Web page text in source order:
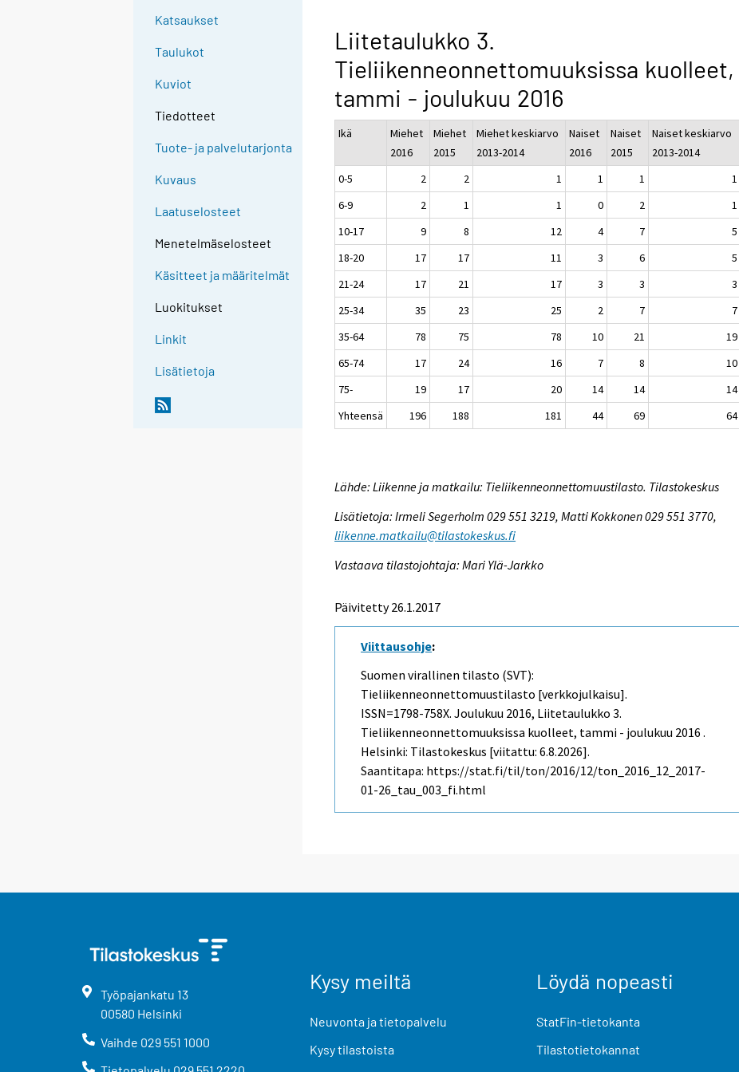
Katsaukset
Taulukot
Kuviot
Tiedotteet
Tuote- ja palvelutarjonta
Kuvaus
Laatuselosteet
Menetelmäselosteet
Käsitteet ja määritelmät
Luokitukset
Linkit
Lisätietoja
Liitetaulukko 3.
Tieliikenneonnettomuuksissa kuolleet,
tammi - joulukuu 2016
Ikä
Miehet
2016
Miehet
2015
Miehet keskiarvo
2013-2014
Naiset
2016
Naiset
2015
Naiset keskiarvo
2013-2014
0-5
2 2 1 1 1
1
6-9
2 1 1 0 2
1
10-17
9 8 12 4 7
5
18-20
17 17 11 3 6
5
21-24
17 21 17 3 3
3
25-34
35 23 25 2 7
7
35-64
78 75 78 10 21
19
65-74
17 24 16 7 8
10
75-
19 17 20 14 14
14
Yhteensä
196 188 181 44 69 64
Lähde: Liikenne ja matkailu: Tieliikenneonnettomuustilasto. Tilastokeskus
Lisätietoja: Irmeli Segerholm 029 551 3219, Matti Kokkonen 029 551 3770,
liikenne.matkailu@tilastokeskus.fi
Vastaava tilastojohtaja: Mari Ylä-Jarkko
Päivitetty 26.1.2017
Viittausohje:
Suomen virallinen tilasto (SVT):
Tieliikenneonnettomuustilasto [verkkojulkaisu].
ISSN=1798-758X.Joulukuu 2016, Liitetaulukko 3.
Tieliikenneonnettomuuksissa kuolleet, tammi - joulukuu 2016 .
Helsinki: Tilastokeskus [viitattu: 6.8.2026].
Saantitapa: https://stat.fi/til/ton/2016/12/ton_2016_12_2017-
01-26_tau_003_fi.html
Työpajankatu 13
00580 Helsinki
Vaihde 029 551 1000
Kysy meiltä
Neuvonta ja tietopalvelu
Kysy tilastoista
Löydä nopeasti
StatFin-tietokanta
Tilastotietokannat